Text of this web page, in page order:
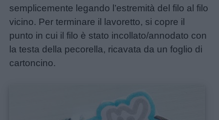
semplicemente legando l’estremità del filo al filo
vicino. Per terminare il lavoretto, si copre il
punto in cui il filo è stato incollato/annodato con
la testa della pecorella, ricavata da un foglio di
cartoncino.